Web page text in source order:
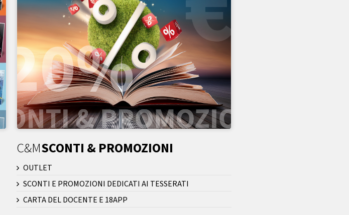
C&MSCONTI & PROMOZIONI
OUTLET
SCONTI E PROMOZIONI DEDICATI AI TESSERATI
CARTA DEL DOCENTE E 18APP